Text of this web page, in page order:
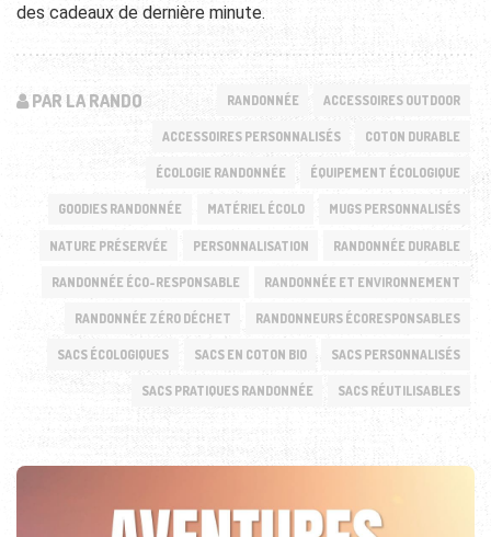
des cadeaux de dernière minute.
PAR LA RANDO RANDONNÉE ACCESSOIRES OUTDOOR
ACCESSOIRES PERSONNALISÉS COTON DURABLE
ÉCOLOGIE RANDONNÉE ÉQUIPEMENT ÉCOLOGIQUE
GOODIES RANDONNÉE MATÉRIEL ÉCOLO MUGS PERSONNALISÉS
NATURE PRÉSERVÉE PERSONNALISATION RANDONNÉE DURABLE
RANDONNÉE ÉCO-RESPONSABLE RANDONNÉE ET ENVIRONNEMENT
RANDONNÉE ZÉRO DÉCHET RANDONNEURS ÉCORESPONSABLES
SACS ÉCOLOGIQUES SACS EN COTON BIO SACS PERSONNALISÉS
SACS PRATIQUES RANDONNÉE SACS RÉUTILISABLES